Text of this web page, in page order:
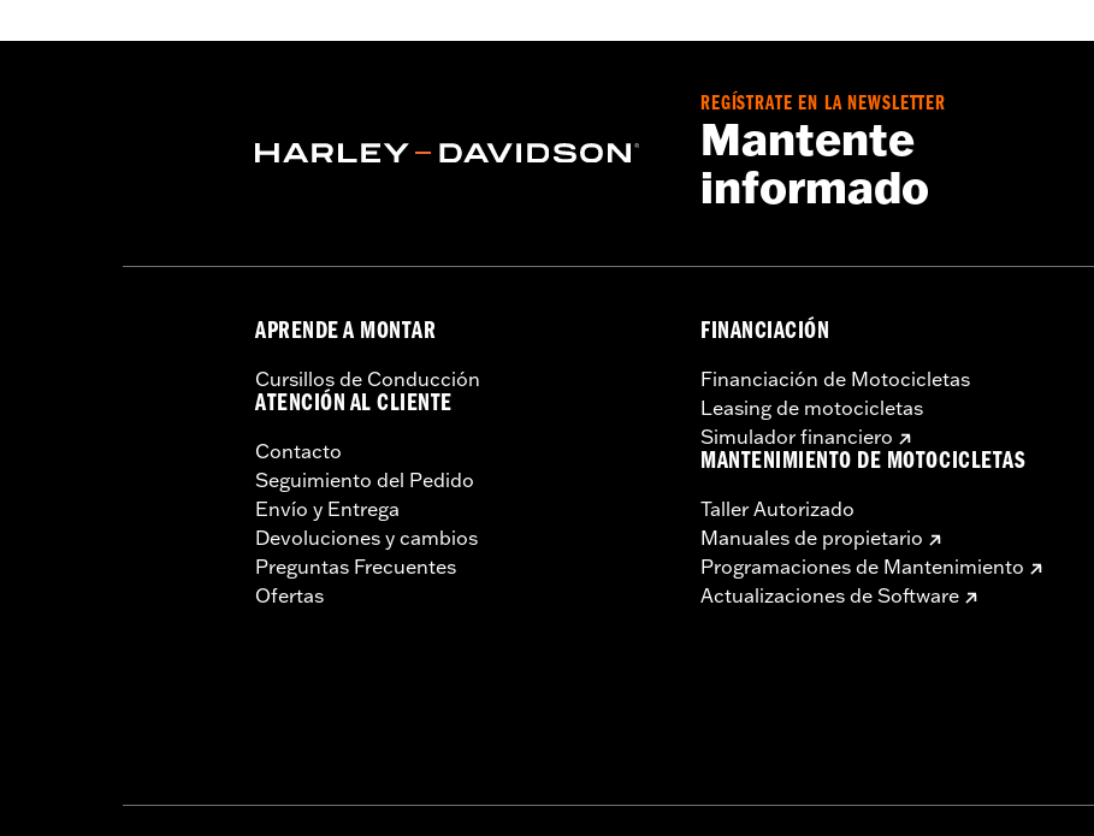
Se vende por unidades:Par
REGÍSTRATE EN LA NEWSLETTER
Mantente
informado
APRENDE A MONTAR
Cursillos de Conducción
ATENCIÓN AL CLIENTE
Contacto
Seguimiento del Pedido
Envío y Entrega
Devoluciones y cambios
Preguntas Frecuentes
Ofertas
FINANCIACIÓN
Financiación de Motocicletas
Leasing de motocicletas
Simulador financiero
MANTENIMIENTO DE MOTOCICLETAS
Taller Autorizado
Manuales de propietario
Programaciones de Mantenimiento
Actualizaciones de Software